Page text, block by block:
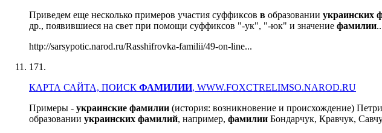
Приведем еще несколько примеров участия суффиксов в образовании украинских
др., появившиеся на свет при помощи суффиксов "-ук", "-юк" и значение фамилии
http://sarsypotic.narod.ru/Rasshifrovka-familii/49-on-line...
171.
КАРТА САЙТА, ПОИСК ФАМИЛИИ, WWW.FOXCTRELIMSO.NAROD.RU
Примеры - украинские фамилии (история: возникновение и происхождение)
образовании украинских фамилий, например, фамилии Бондарчук, Кравчук,